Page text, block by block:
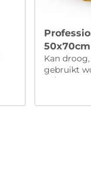
50x70cm
Kan
gebruikt